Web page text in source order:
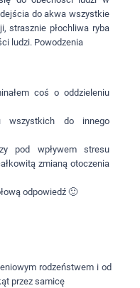
do akwa wszystkie
strasznie płochliwa ryba
ludzi. Powodzenia
coś o oddzieleniu
wszystkich do innego
pod wpływem stresu
zmianą otoczenia
odpowiedź 🙂
rodzeństwem i od
przez samicę